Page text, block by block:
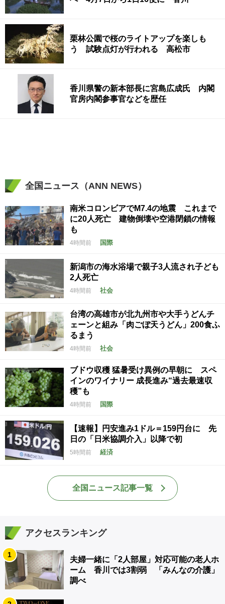
栗林公園で桜のライトアップを楽しも
う 試験点灯が行われる 高松市
香川県警の新本部長に宮島広成氏 内閣
官房内閣参事官などを歴任
全国ニュース（ANN NEWS）
南米コロンビアでM7.4の地震 これまで
に20人死亡 建物倒壊や空港閉鎖の情報
も
4時間前 国際
新潟市の海水浴場で親子3人流され子ども
2人死亡
4時間前 社会
台湾の高雄市が北九州市や大手うどんチ
ェーンと組み「肉ごぼ天うどん」200食ふ
るまう
4時間前 社会
ブドウ収穫 猛暑受け異例の早朝に スペ
インのワイナリー 成長進み“過去最速収
穫”も
4時間前 国際
【速報】円安進み1ドル＝159円台に 先
日の「日米協調介入」以降で初
5時間前 経済
全国ニュース記事一覧
アクセスランキング
1
夫婦一緒に「2人部屋」対応可能の老人ホ
ーム 香川では3割弱 「みんなの介護」
調べ